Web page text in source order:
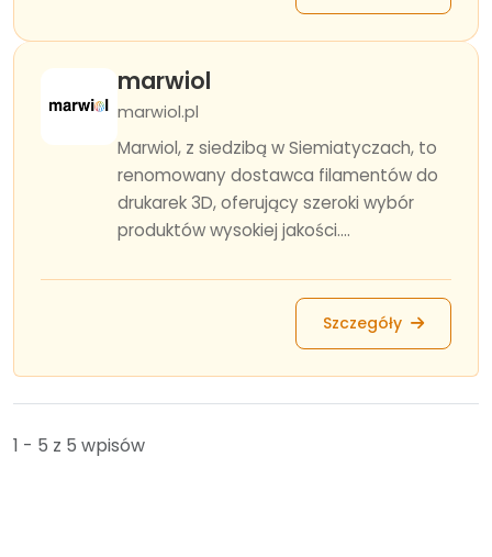
marwiol
marwiol.pl
Marwiol, z siedzibą w Siemiatyczach, to
renomowany dostawca filamentów do
drukarek 3D, oferujący szeroki wybór
produktów wysokiej jakości....
Szczegóły
1 - 5 z 5 wpisów